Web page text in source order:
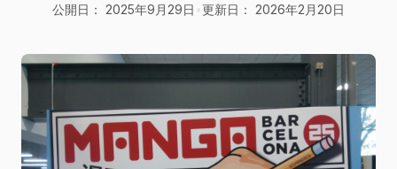
公開日： 2025年9月29日 更新日： 2026年2月20日